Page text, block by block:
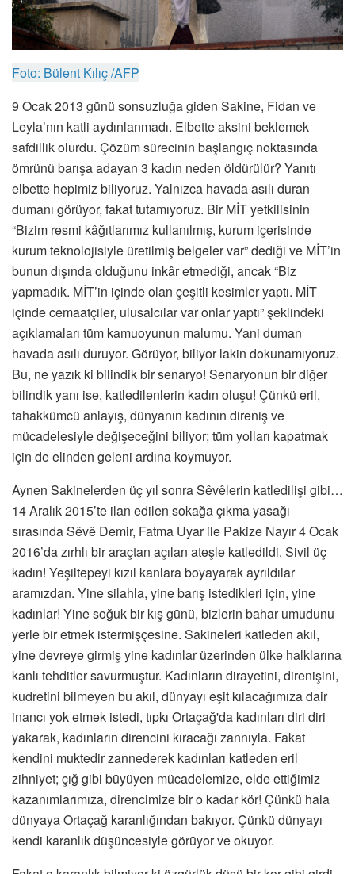
Foto: Bülent Kılıç /AFP
9 Ocak 2013 günü sonsuzluğa giden Sakine, Fidan ve
Leyla’nın katli aydınlanmadı. Elbette aksini beklemek
safdillik olurdu. Çözüm sürecinin başlangıç noktasında
ömrünü barışa adayan 3 kadın neden öldürülür? Yanıtı
elbette hepimiz biliyoruz. Yalnızca havada asılı duran
dumanı görüyor, fakat tutamıyoruz. Bir MİT yetkilisinin
“Bizim resmi kâğıtlarımız kullanılmış, kurum içerisinde
kurum teknolojisiyle üretilmiş belgeler var” dediği ve MİT’in
bunun dışında olduğunu inkâr etmediği, ancak “Biz
yapmadık. MİT’in içinde olan çeşitli kesimler yaptı. MİT
içinde cemaatçiler, ulusalcılar var onlar yaptı” şeklindeki
açıklamaları tüm kamuoyunun malumu. Yani duman
havada asılı duruyor. Görüyor, biliyor lakin dokunamıyoruz.
Bu, ne yazık ki bilindik bir senaryo! Senaryonun bir diğer
bilindik yanı ise, katledilenlerin kadın oluşu! Çünkü eril,
tahakkümcü anlayış, dünyanın kadının direniş ve
mücadelesiyle değişeceğini biliyor; tüm yolları kapatmak
için de elinden geleni ardına koymuyor.
Aynen Sakinelerden üç yıl sonra Sêvêlerin katledilişi gibi…
14 Aralık 2015’te ilan edilen sokağa çıkma yasağı
sırasında Sêvê Demir, Fatma Uyar ile Pakize Nayır 4 Ocak
2016’da zırhlı bir araçtan açılan ateşle katledildi. Sivil üç
kadın! Yeşiltepeyi kızıl kanlara boyayarak ayrıldılar
aramızdan. Yine silahla, yine barış istedikleri için, yine
kadınlar! Yine soğuk bir kış günü, bizlerin bahar umudunu
yerle bir etmek istermişçesine. Sakineleri katleden akıl,
yine devreye girmiş yine kadınlar üzerinden ülke halklarına
kanlı tehditler savurmuştur. Kadınların dirayetini, direnişini,
kudretini bilmeyen bu akıl, dünyayı eşit kılacağımıza dair
inancı yok etmek istedi, tıpkı Ortaçağ'da kadınları diri diri
yakarak, kadınların direncini kıracağı zannıyla. Fakat
kendini muktedir zannederek kadınları katleden eril
zihniyet; çığ gibi büyüyen mücadelemize, elde ettiğimiz
kazanımlarımıza, direncimize bir o kadar kör! Çünkü hala
dünyaya Ortaçağ karanlığından bakıyor. Çünkü dünyayı
kendi karanlık düşüncesiyle görüyor ve okuyor.